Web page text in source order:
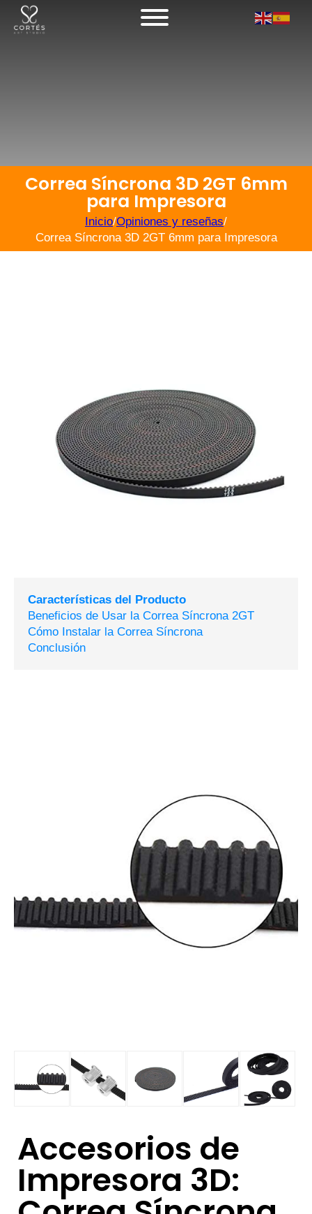
Correa Síncrona 3D 2GT 6mm
para Impresora
Inicio/Opiniones y reseñas/
Correa Síncrona 3D 2GT 6mm para Impresora
Características del Producto
Beneficios de Usar la Correa Síncrona 2GT
Cómo Instalar la Correa Síncrona
Conclusión
Accesorios de
Impresora 3D: